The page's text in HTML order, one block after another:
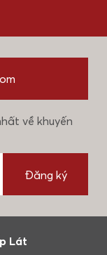
về khuyến
Đăng ký
Lát